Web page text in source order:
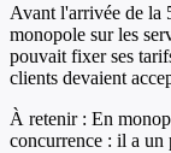
Avant l'arrivée de la
monopole sur les
pouvait fixer ses
clients devaient
À retenir : En
concurrence : il a un